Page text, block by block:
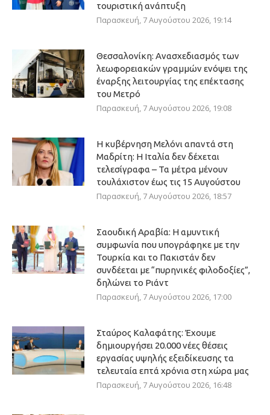
τουριστική ανάπτυξη
Παρασκευή, 7 Αυγούστου 2026, 19:14
Θεσσαλονίκη: Ανασχεδιασμός των
λεωφορειακών γραμμών ενόψει της
έναρξης λειτουργίας της επέκτασης
του Μετρό
Παρασκευή, 7 Αυγούστου 2026, 19:08
Η κυβέρνηση Μελόνι απαντά στη
Μαδρίτη: Η Ιταλία δεν δέχεται
τελεσίγραφα – Τα μέτρα μένουν
τουλάχιστον έως τις 15 Αυγούστου
Παρασκευή, 7 Αυγούστου 2026, 18:57
Σαουδική Αραβία: Η αμυντική
συμφωνία που υπογράφηκε με την
Τουρκία και το Πακιστάν δεν
συνδέεται με “πυρηνικές φιλοδοξίες”,
δηλώνει το Ριάντ
Παρασκευή, 7 Αυγούστου 2026, 17:00
Σταύρος Καλαφάτης: Έχουμε
δημιουργήσει 20.000 νέες θέσεις
εργασίας υψηλής εξειδίκευσης τα
τελευταία επτά χρόνια στη χώρα μας
Παρασκευή, 7 Αυγούστου 2026, 16:48